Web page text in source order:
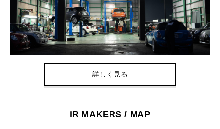
詳しく見る
iR MAKERS / MAP